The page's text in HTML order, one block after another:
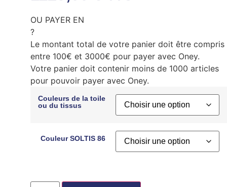
OU PAYER EN
?
Le montant total de votre panier doit être compris
entre 100€ et 3000€ pour payer avec Oney.
Votre panier doit contenir moins de 1000 articles
pour pouvoir payer avec Oney.
Couleurs de la toile
ou du tissus
Couleur SOLTIS 86